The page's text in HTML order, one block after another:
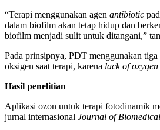
“Terapi menggunakan agen antibiotic
dalam biofilm akan tetap hidup dan
biofilm menjadi sulit untuk ditangani,”
Pada prinsipnya, PDT menggunakan tiga
oksigen saat terapi, karena lack of oxygen
Hasil penelitian
Aplikasi ozon untuk terapi fotodinamik
jurnal internasional Journal of